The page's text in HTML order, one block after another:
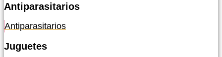
Antiparasitarios
Antiparasitarios
Juguetes